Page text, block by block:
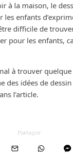
à la maison, le
les enfants
difficile de
pour les enfants,
à trouver quelque
des idées de
l’article.
Partager